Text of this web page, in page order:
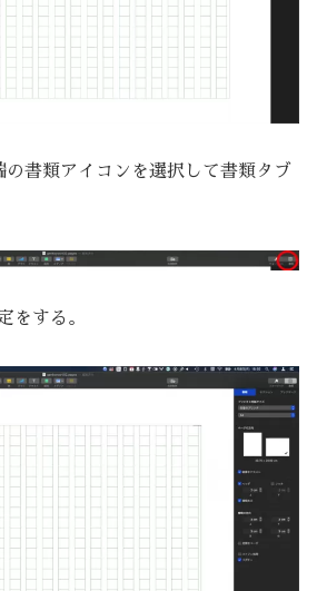
書類アイコンを選択して書類タブ
をする。